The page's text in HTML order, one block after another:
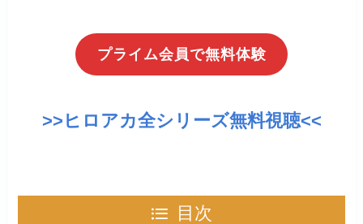
プライム会員で無料体験
>>ヒロアカ全シリーズ無料視聴<<
目次